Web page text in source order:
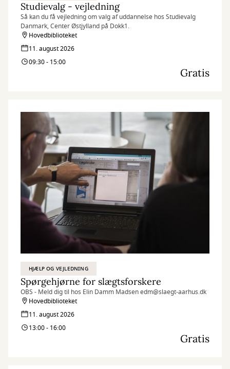
Studievalg - vejledning
Så kan du få vejledning om valg af uddannelse hos Studievalg
Danmark, Center Østjylland på Dokk1.
Hovedbiblioteket
11. august 2026
09:30 - 15:00
Gratis
HJÆLP OG VEJLEDNING
Spørgehjørne for slægtsforskere
OBS - Meld dig til hos Elin Damm Madsen edm@slaegt-aarhus.dk
Hovedbiblioteket
11. august 2026
13:00 - 16:00
Gratis